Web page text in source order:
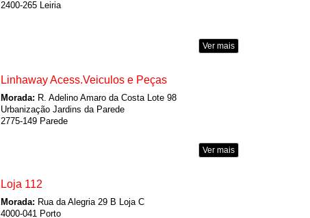
2400-265 Leiria
Ver mais
Linhaway Acess.Veiculos e Peças
Morada: R. Adelino Amaro da Costa Lote 98
Urbanização Jardins da Parede
2775-149 Parede
Ver mais
Loja 112
Morada: Rua da Alegria 29 B Loja C
4000-041 Porto